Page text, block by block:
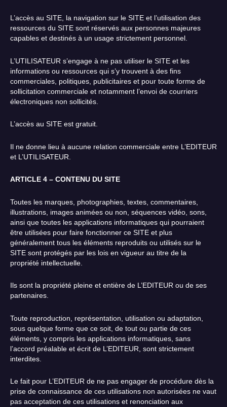
L’accès au SITE, la navigation sur le SITE et l’utilisation des
ressources du SITE sont réservés aux personnes majeures
capables et destinés à un usage strictement personnel.
L’UTILISATEUR s’engage à ne pas utiliser le SITE et les
informations ou ressources qui s’y trouvent à des fins
commerciales, politiques, publicitaires et pour toute forme de
sollicitation commerciale et notamment l’envoi de courriers
électroniques non sollicités.
L’accès au SITE est gratuit.
Il ne donne lieu à aucune relation commerciale entre L’EDITEUR
et L’UTILISATEUR.
ARTICLE 4 – CONTENU DU SITE
Toutes les marques, photographies, textes, commentaires,
illustrations, images animées ou non, séquences vidéo, sons,
ainsi que toutes les applications informatiques qui pourraient
être utilisées pour faire fonctionner ce SITE et plus
généralement tous les éléments reproduits ou utilisés sur le
SITE sont protégés par les lois en vigueur au titre de la
propriété intellectuelle.
Ils sont la propriété pleine et entière de L’EDITEUR ou de ses
partenaires.
Toute reproduction, représentation, utilisation ou adaptation,
sous quelque forme que ce soit, de tout ou partie de ces
éléments, y compris les applications informatiques, sans
l’accord préalable et écrit de L’EDITEUR, sont strictement
interdites.
Le fait pour L’EDITEUR de ne pas engager de procédure dès la
prise de connaissance de ces utilisations non autorisées ne vaut
pas acceptation de ces utilisations et renonciation aux